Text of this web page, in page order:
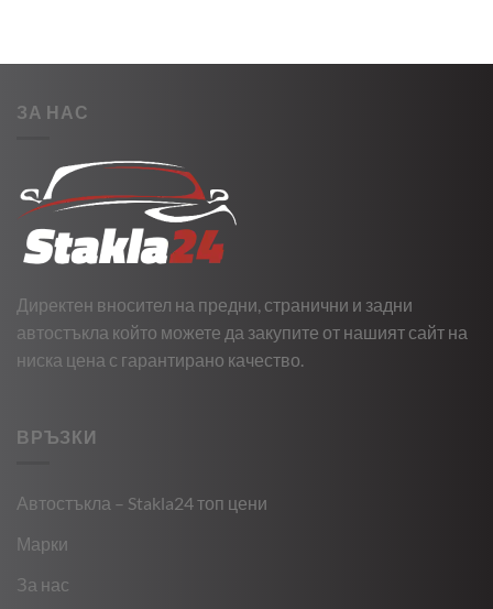
ЗА НАС
Директен вносител на предни, странични и задни
автостъкла който можете да закупите от нашият сайт на
ниска цена с гарантирано качество.
ВРЪЗКИ
Автостъкла – Stakla24 топ цени
Марки
За нас